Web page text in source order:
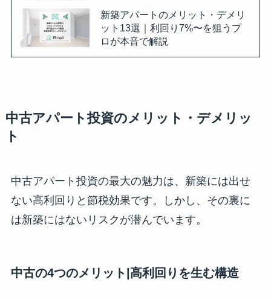
新築アパートのメリット・デメリ
ット13選｜利回り7%〜を狙うプ
ロが本音で解説
中古アパート投資のメリット・デメリッ
ト
中古アパート投資の最大の魅力は、新築には出せ
ない高利回りと節税効果です。しかし、その裏に
は新築にはないリスクが潜んでいます。
中古の4つのメリット|高利回りを生む構造